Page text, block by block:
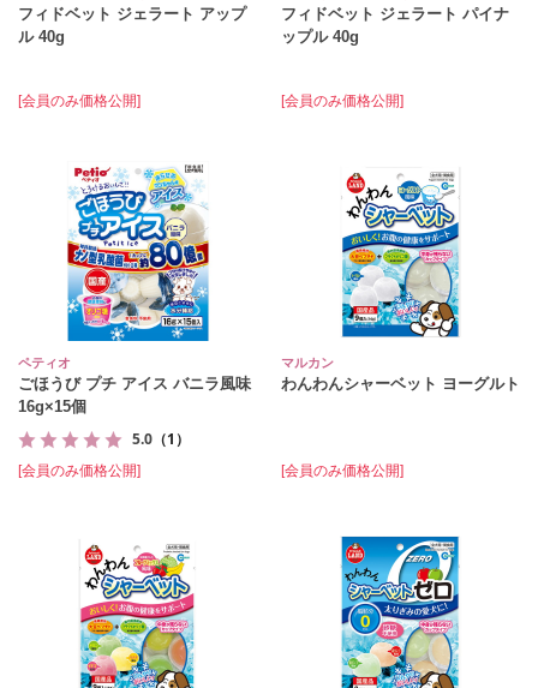
フィドベット ジェラート アップ
ル 40g
[会員のみ価格公開]
フィドベット ジェラート パイナ
ップル 40g
[会員のみ価格公開]
ペティオ
ごほうび プチ アイス バニラ風味
16g×15個
5.0 （1）
[会員のみ価格公開]
マルカン
わんわんシャーベット ヨーグルト
[会員のみ価格公開]